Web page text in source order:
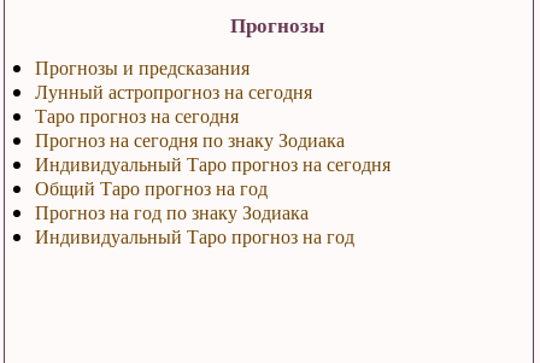
Прогнозы
Прогнозы и предсказания
Лунный астропрогноз на сегодня
Таро прогноз на сегодня
Прогноз на сегодня по знаку Зодиака
Индивидуальный Таро прогноз на сегодня
Общий Таро прогноз на год
Прогноз на год по знаку Зодиака
Индивидуальный Таро прогноз на год